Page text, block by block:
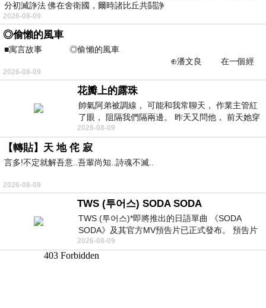
分初滅諍法 佛在舍衛國，爾時諸比丘共鬪諍
2026-08-09
◎偷懶的風車
■寓言故事 ◎偷懶的風車
⊕潘文良 在一個經
常颳風的山丘上—&m
2026-08-09
花瓣上的露珠
帥氣阿弟被調線， 可能和我常聊天， 作業主管紅
了眼， 阻隔我們隔兩邊。 昨天又問他， 前天她穿
什麼顏色衣服， 不經
2026-08-09
【轉貼】天 地 侘 寂
言多!不定就解吾意..吾輩尚知..詩魂不滅..
2026-08-09
TWS (투어스) SODA SODA
TWS (투어스)*即將推出的日語單曲 《SODA
SODA》及其官方MV預告片已正式發布。 預告片
一經發布， 就引發了粉絲們對這次夏季回
2026-08-09